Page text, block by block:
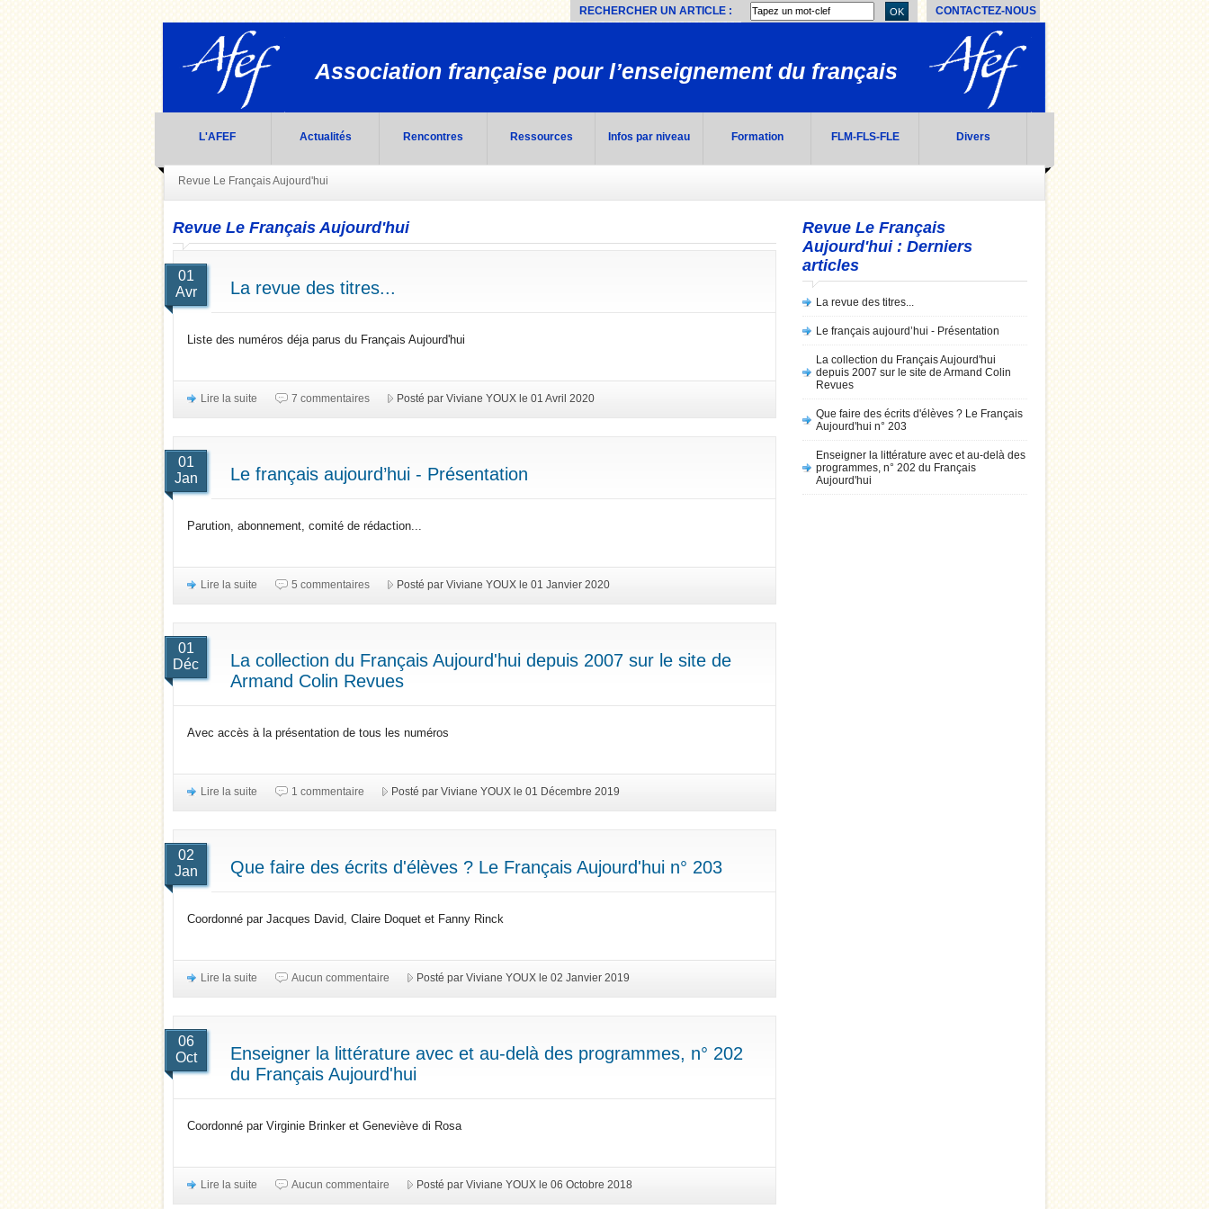
CONTACTEZ-NOUS
RECHERCHER UN ARTICLE : OK
Association française pour l’enseignement du français
L'AFEF Actualités Rencontres Ressources Infos par niveau Formation FLM-FLS-FLE Divers
Revue Le Français Aujourd'hui
Revue Le Français Aujourd'hui
01
Avr
La revue des titres...
Liste des numéros déja parus du Français Aujourd'hui
Lire la suite 7 commentaires Posté par Viviane YOUX le 01 Avril 2020
01
Jan
Le français aujourd’hui - Présentation
Parution, abonnement, comité de rédaction...
Lire la suite 5 commentaires Posté par Viviane YOUX le 01 Janvier 2020
01
Déc
La collection du Français Aujourd'hui depuis 2007 sur le site de
Armand Colin Revues
Avec accès à la présentation de tous les numéros
Lire la suite 1 commentaire Posté par Viviane YOUX le 01 Décembre 2019
02
Jan
Que faire des écrits d'élèves ? Le Français Aujourd'hui n° 203
Coordonné par Jacques David, Claire Doquet et Fanny Rinck
Lire la suite Aucun commentaire Posté par Viviane YOUX le 02 Janvier 2019
06
Oct
Enseigner la littérature avec et au-delà des programmes, n° 202
du Français Aujourd'hui
Coordonné par Virginie Brinker et Geneviève di Rosa
Lire la suite Aucun commentaire Posté par Viviane YOUX le 06 Octobre 2018
Revue Le Français
Aujourd'hui : Derniers
articles
La revue des titres...
Le français aujourd’hui - Présentation
La collection du Français Aujourd'hui
depuis 2007 sur le site de Armand Colin
Revues
Que faire des écrits d'élèves ? Le Français
Aujourd'hui n° 203
Enseigner la littérature avec et au-delà des
programmes, n° 202 du Français
Aujourd'hui